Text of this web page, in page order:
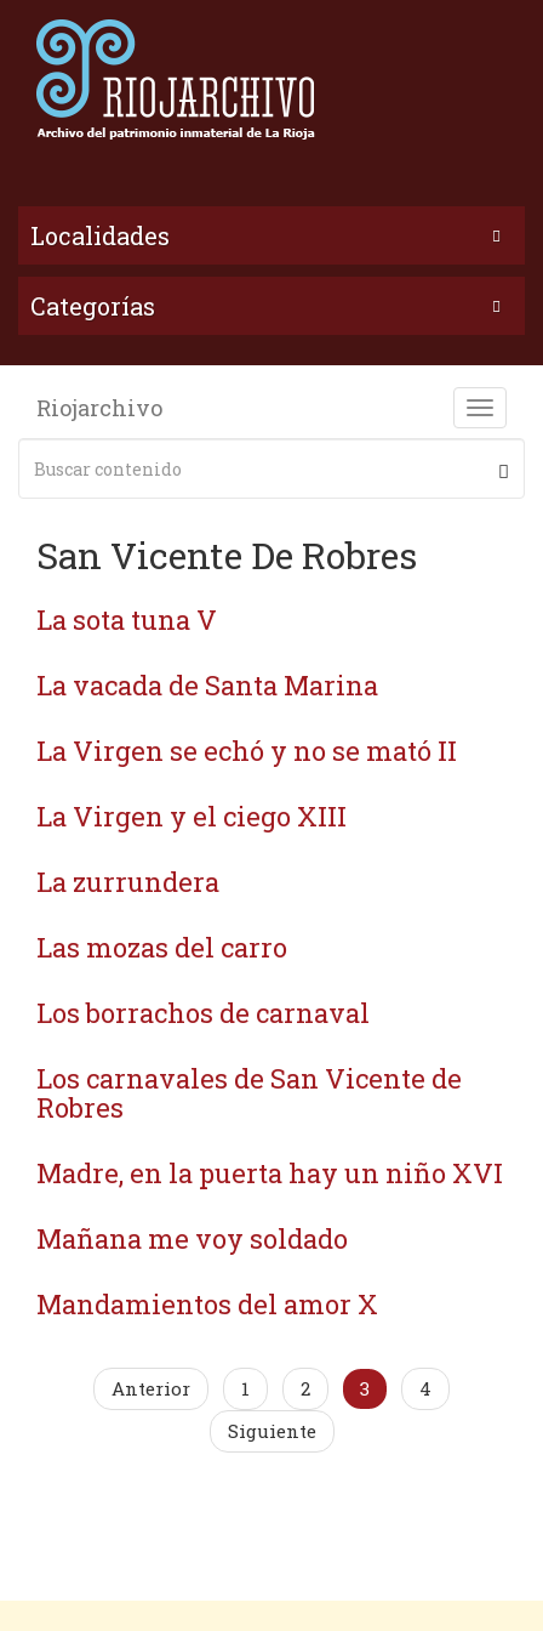
Localidades
Categorías
Toggle
Riojarchivo
San Vicente De Robres
La sota tuna V
La vacada de Santa Marina
La Virgen se echó y no se mató II
La Virgen y el ciego XIII
La zurrundera
Las mozas del carro
Los borrachos de carnaval
Los carnavales de San Vicente de
Robres
Madre, en la puerta hay un niño XVI
Mañana me voy soldado
Mandamientos del amor X
Anterior 1 2 3
4
Siguiente